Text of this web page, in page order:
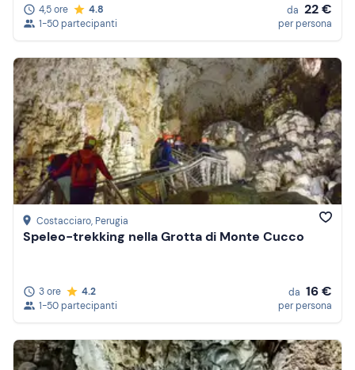
4,5 ore
4.8
1-50 partecipanti
da 22 €
per persona
Costacciaro, Perugia
Speleo-trekking nella Grotta di Monte Cucco
3 ore
4.2
1-50 partecipanti
da 16 €
per persona